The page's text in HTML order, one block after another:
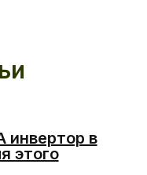
в
этого